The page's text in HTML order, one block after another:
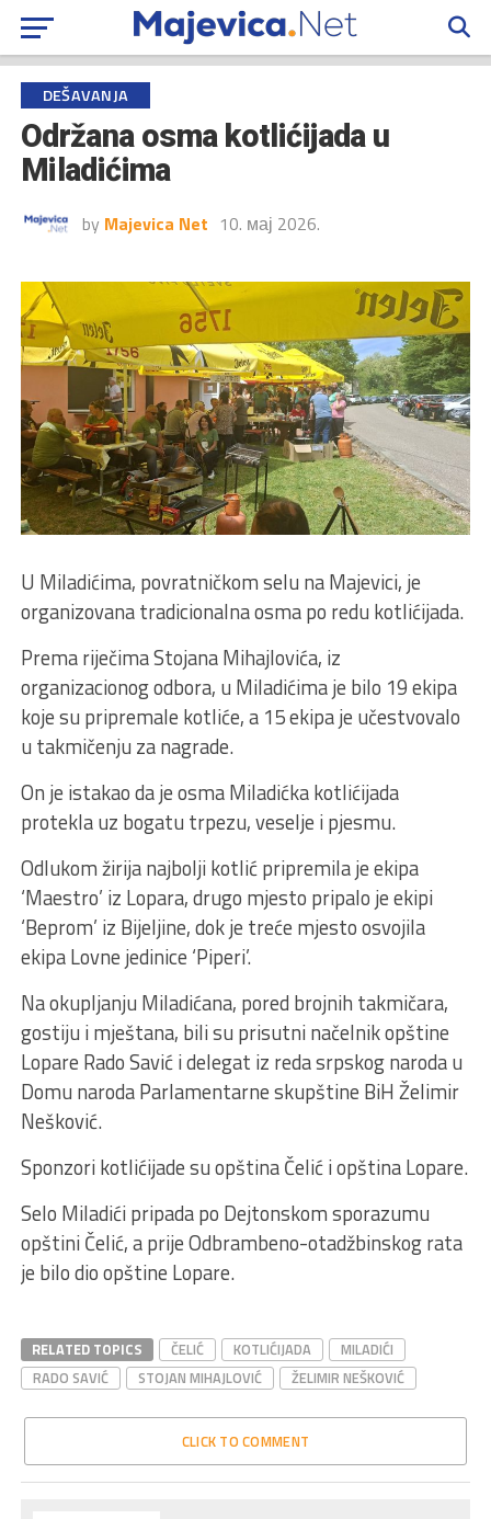
DEŠAVANJA
Održana osma kotlićijada u
Miladićima
by Majevica Net 10. мај 2026.
U Miladićima, povratničkom selu na Majevici, je
organizovana tradicionalna osma po redu kotlićijada.
Prema riječima Stojana Mihajlovića, iz
organizacionog odbora, u Miladićima je bilo 19 ekipa
koje su pripremale kotliće, a 15 ekipa je učestvovalo
u takmičenju za nagrade.
On je istakao da je osma Miladićka kotlićijada
protekla uz bogatu trpezu, veselje i pjesmu.
Odlukom žirija najbolji kotlić pripremila je ekipa
‘Maestro’ iz Lopara, drugo mjesto pripalo je ekipi
‘Beprom’ iz Bijeljine, dok je treće mjesto osvojila
ekipa Lovne jedinice ‘Piperi’.
Na okupljanju Miladićana, pored brojnih takmičara,
gostiju i mještana, bili su prisutni načelnik opštine
Lopare Rado Savić i delegat iz reda srpskog naroda u
Domu naroda Parlamentarne skupštine BiH Želimir
Nešković.
Sponzori kotlićijade su opština Čelić i opština Lopare.
Selo Miladići pripada po Dejtonskom sporazumu
opštini Čelić, a prije Odbrambeno-otadžbinskog rata
je bilo dio opštine Lopare.
RELATED TOPICS ČELIĆ KOTLIĆIJADA
MILADIĆI
RADO SAVIĆ
STOJAN MIHAJLOVIĆ ŽELIMIR NEŠKOVIĆ
CLICK TO COMMENT